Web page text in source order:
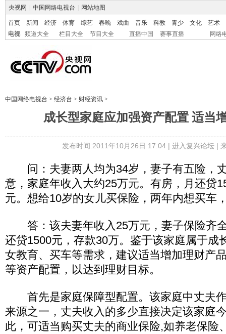
央视网 中国网络电视台 网站地图
首页 新闻 经济 体育 综艺 春晚 戏曲 音乐 科教 青少 文化
艺术
电视
频道大全 栏目大全 节目大全 直播中国 赛事直播 网络
中国网络电视台 > 经济台 > 财经资讯 >
成长型家庭应加强资产配置 适当
发布时间:2011年10月26日 17:04 | 进入复兴论坛|
问：夫妻两人均为34岁，妻子有五险，
意，家庭年收入大约25万元。有房，月还贷
元。想给10岁的女儿买保险，两年内想买车
答：该夫妻年收入25万元，妻子保险齐
还贷1500元，存款30万。鉴于该家庭属于成
女教育、买车等需求，建议适当增加理财产
等资产配置，以达到理财目标。
首先是家庭保障型配置。该家庭中丈夫
来源之一，丈夫收入的多少直接决定该家庭
此，可适当购买丈夫的商业保险,如养老保险